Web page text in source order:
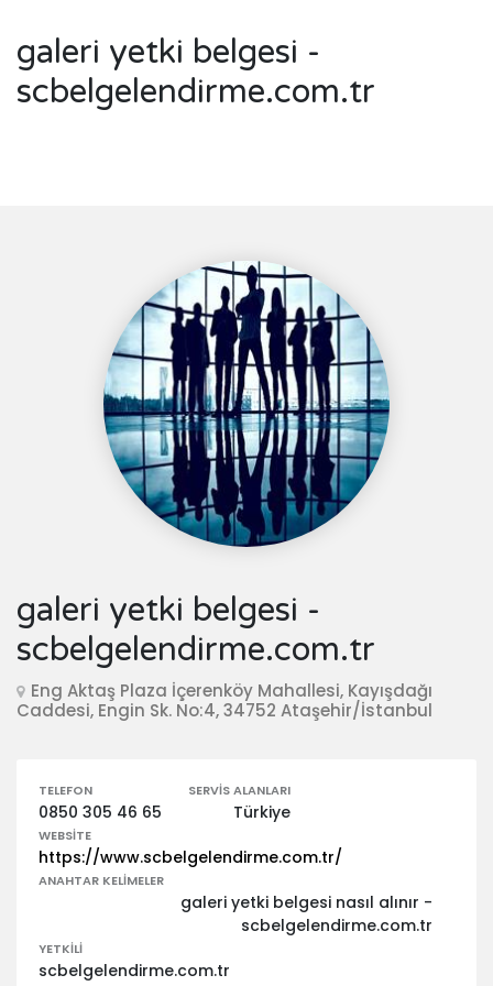
galeri yetki belgesi -
scbelgelendirme.com.tr
galeri yetki belgesi -
scbelgelendirme.com.tr
Eng Aktaş Plaza İçerenköy Mahallesi, Kayışdağı
Caddesi, Engin Sk. No:4, 34752 Ataşehir/İstanbul
TELEFON
0850 305 46 65
SERVIS ALANLARI
Türkiye
WEBSITE
https://www.scbelgelendirme.com.tr/
ANAHTAR KELIMELER
galeri yetki belgesi nasıl alınır -
scbelgelendirme.com.tr
YETKILI
scbelgelendirme.com.tr